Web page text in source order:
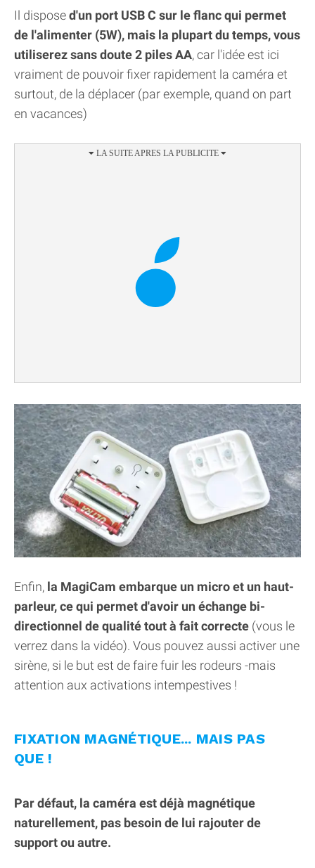
Il disposed'un port USB C sur le flanc qui permet
de l'alimenter (5W), mais la plupart du temps, vous
utiliserez sans doute 2 piles AA, car l'idée est ici
vraiment de pouvoir fixer rapidement la caméra et
surtout, de la déplacer (par exemple, quand on part
en vacances)
Enfin, la MagiCam embarque un micro et un haut-
parleur, ce qui permet d'avoir un échange bi-
directionnel de qualité tout à fait correcte (vous le
verrez dans la vidéo). Vous pouvez aussi activer une
sirène, si le but est de faire fuir les rodeurs -mais
attention aux activations intempestives !
FIXATION MAGNÉTIQUE... MAIS PAS
QUE !
Par défaut, la caméra est déjà magnétique
naturellement, pas besoin de lui rajouter de
support ou autre.